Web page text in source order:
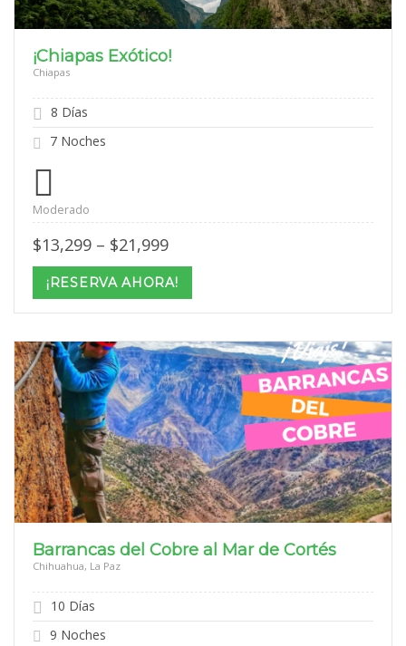
¡Chiapas Exótico!
Chiapas
8 Días
7 Noches
Moderado
$13,299 – $21,999Price
$13,299
through
$21,999
¡RESERVA AHORA!
Barrancas del Cobre al Mar de Cortés
Chihuahua, La Paz
10 Días
9 Noches